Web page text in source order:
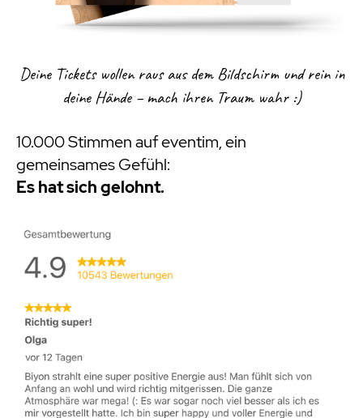
Deine Tickets wollen raus aus dem Bildschirm und rein in
deine Hände – mach ihren Traum wahr :)
10.000 Stimmen auf eventim, ein
gemeinsames Gefühl:
Es hat sich gelohnt.